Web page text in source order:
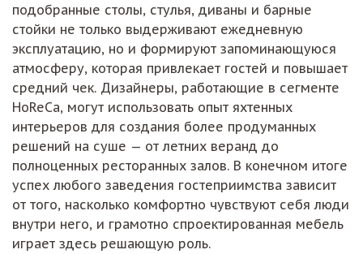
подобранные столы, стулья, диваны и барные
стойки не только выдерживают ежедневную
эксплуатацию, но и формируют запоминающуюся
атмосферу, которая привлекает гостей и повышает
средний чек. Дизайнеры, работающие в сегменте
HoReCa, могут использовать опыт яхтенных
интерьеров для создания более продуманных
решений на суше — от летних веранд до
полноценных ресторанных залов. В конечном итоге
успех любого заведения гостеприимства зависит
от того, насколько комфортно чувствуют себя люди
внутри него, и грамотно спроектированная мебель
играет здесь решающую роль.